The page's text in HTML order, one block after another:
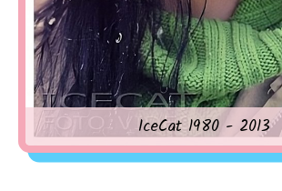
IceCat 1980 - 2013